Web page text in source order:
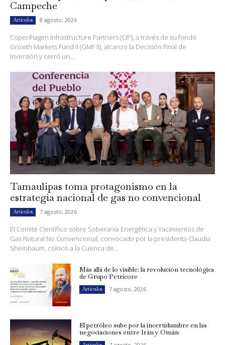
Campeche
Artículos 8 agosto, 2026
Copenhagen Infrastructure Partners (CIP), a través de su fondo
Growth Markets Fund II (GMF II), alcanzó la Decisión Final de
Inversión y cerró un...
Tamaulipas toma protagonismo en la
estrategia nacional de gas no convencional
Artículos 7 agosto, 2026
El Comité Científico sobre Soberanía Energética y Yacimientos de
Gas Natural No Convencional, convocado por la presidenta Claudia
Sheinbaum, colocó a la Cuenca de...
Más allá de lo visible: la revolución tecnológica
de Grupo Petricore
Artículos 7 agosto, 2026
El petróleo sube por la incertidumbre en las
negociaciones entre Irán y Omán